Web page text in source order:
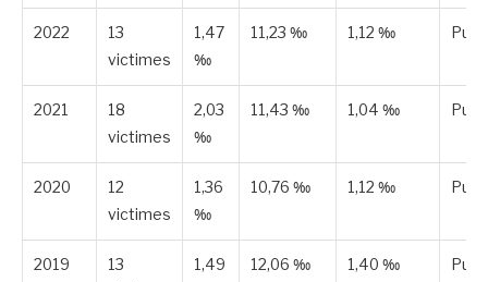
2022
13
victimes
1,47
‰
11,23 ‰ 1,12 ‰
2021
18
victimes
2,03
‰
11,43 ‰ 1,04 ‰
2020
12
victimes
1,36
‰
10,76 ‰ 1,12 ‰
2019
13
1,49
12,06 ‰ 1,40 ‰